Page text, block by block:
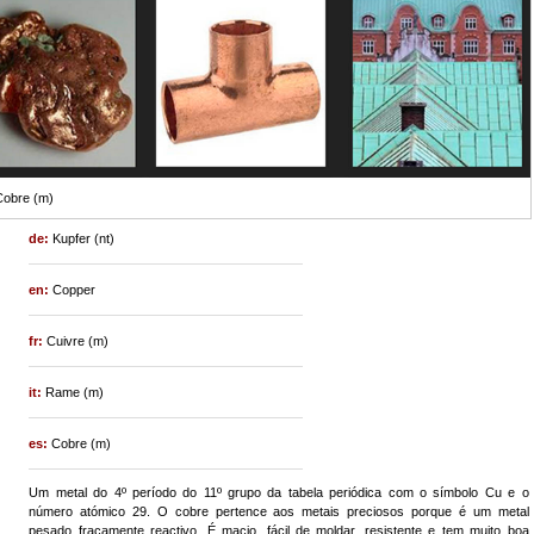
(m)
de:Kupfer (nt)
en:Copper
fr:Cuivre (m)
it:Rame (m)
es:Cobre (m)
Um metal do 4º período do 11º grupo da tabela periódica com o símbolo Cu e o
número atómico 29. O cobre pertence aos metais preciosos porque é um metal
pesado fracamente reactivo. É macio, fácil de moldar, resistente e tem muito boa